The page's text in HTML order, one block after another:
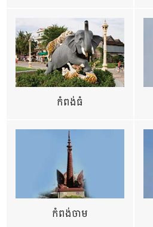
កំពង់ធំ
កំពង់ចាម